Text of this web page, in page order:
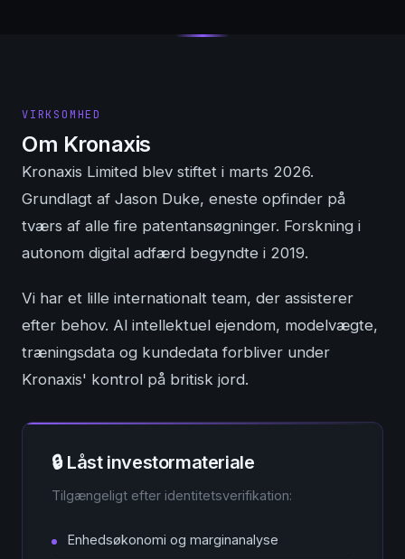
VIRKSOMHED
Om Kronaxis
Kronaxis Limited blev stiftet i marts 2026.
Grundlagt af Jason Duke, eneste opfinder på
tværs af alle fire patentansøgninger. Forskning i
autonom digital adfærd begyndte i 2019.
Vi har et lille internationalt team, der assisterer
efter behov. Al intellektuel ejendom, modelvægte,
træningsdata og kundedata forbliver under
Kronaxis' kontrol på britisk jord.
🔒 Låst investormateriale
Tilgængeligt efter identitetsverifikation:
Enhedsøkonomi og marginanalyse